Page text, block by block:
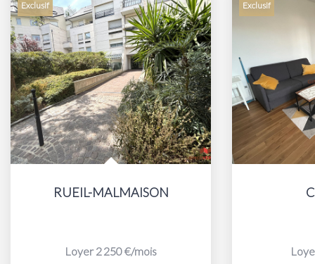
Exclusif
RUEIL-MALMAISON
Loyer 2 250 €/mois
Exclusif